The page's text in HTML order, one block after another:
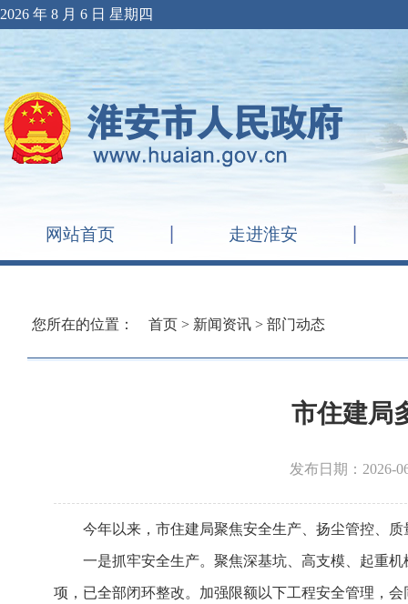
2026 年 8 月 6 日 星期四
网站首页 走进淮安
您所在的位置： 首页 > 新闻资讯 > 部门动态
市住建局
发布日期：2026-
今年以来，市住建局聚焦安全生产、扬尘管控、
一是抓牢安全生产。聚焦深基坑、高支模、起重
项，已全部闭环整改。加强限额以下工程安全管理，